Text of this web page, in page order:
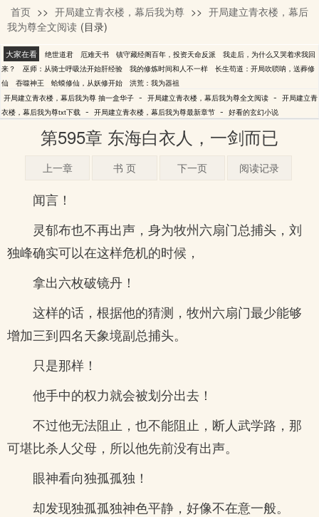
抽一盒华子
首页 >> 开局建立青衣楼，幕后我为尊 >> 开局建立青衣楼，幕后
我为尊全文阅读 (目录)
大家在看 绝世道君 厄难天书 镇守藏经阁百年，投资天命反派
我走后，为什么又哭着求我回
来？
巫师：从骑士呼吸法开始肝经验 我的修炼时间和人不一样
长生苟道：开局吹唢呐，送葬修
仙
吞噬神王 蛤蟆修仙，从妖修开始
洪荒：我为器祖
开局建立青衣楼，幕后我为尊 抽一盒华子 - 开局建立青衣楼，幕后我为尊全文阅读 - 开局建立青
衣楼，幕后我为尊txt下载 - 开局建立青衣楼，幕后我为尊最新章节 - 好看的玄幻小说
第595章 东海白衣人，一剑而已
上一章 书 页 下一页 阅读记录
闻言！
灵郁布也不再出声，身为牧州六扇门总捕头，刘
独峰确实可以在这样危机的时候，
拿出六枚破镜丹！
这样的话，根据他的猜测，牧州六扇门最少能够
增加三到四名天象境副总捕头。
只是那样！
他手中的权力就会被划分出去！
不过他无法阻止，也不能阻止，断人武学路，那
可堪比杀人父母，所以他先前没有出声。
眼神看向独孤孤独！
却发现独孤孤独神色平静，好像不在意一般。